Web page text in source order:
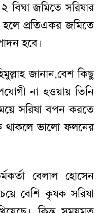
জমিতে সরিষার
প্রতিএকর জমিতে
হবে।
জানান,বেশ কিছু
না হওয়ায় তিনি
সরিষা বপন করতে
থাকলে ভালো ফলনের
বেলাল হোসেন
বেশি কৃষক সরিষা